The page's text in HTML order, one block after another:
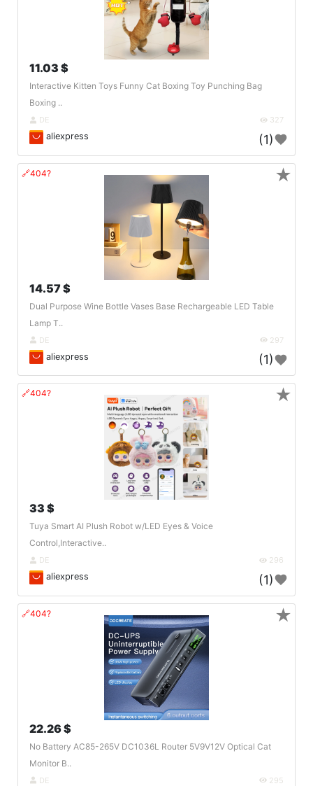
11.03 $
Interactive Kitten Toys Funny Cat Boxing Toy Punching Bag
Boxing ..
DE 327
aliexpress (1)
🔗404?
14.57 $
Dual Purpose Wine Bottle Vases Base Rechargeable LED Table
Lamp T..
DE 297
aliexpress (1)
★
🔗404?
33 $
Tuya Smart AI Plush Robot w/LED Eyes & Voice
Control,Interactive..
DE 296
aliexpress (1)
★
🔗404?
22.26 $
No Battery AC85-265V DC1036L Router 5V9V12V Optical Cat
Monitor B..
DE 295
★